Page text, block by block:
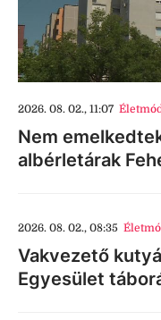
2026. 08. 02., 11:07
Nem
albérletárak
2026. 08. 02., 08:35
Vakvezető
Egyesület